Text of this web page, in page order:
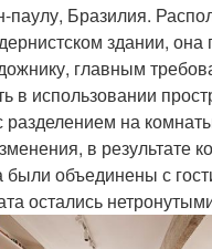
паулу, Бразилия.
здании, она
главным
в использовании
разделением на
в результате
были объединены с
остались